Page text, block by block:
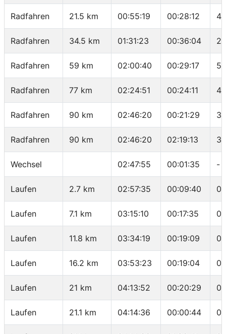
Radfahren 21.5 km 00:55:19 00:28:12
Radfahren 34.5 km 01:31:23 00:36:04
Radfahren 59 km 02:00:40 00:29:17
Radfahren 77 km 02:24:51 00:24:11
Radfahren 90 km 02:46:20 00:21:29
Radfahren 90 km 02:46:20 02:19:13
Wechsel 02:47:55 00:01:35 -
Laufen 2.7 km 02:57:35 00:09:40
Laufen 7.1 km 03:15:10 00:17:35
Laufen 11.8 km 03:34:19 00:19:09
Laufen 16.2 km 03:53:23 00:19:04
Laufen 21 km 04:13:52 00:20:29
Laufen 21.1 km 04:14:36 00:00:44